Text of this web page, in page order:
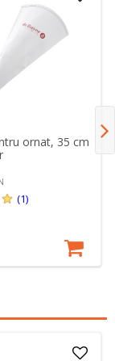
ornat, 35 cm
(1)